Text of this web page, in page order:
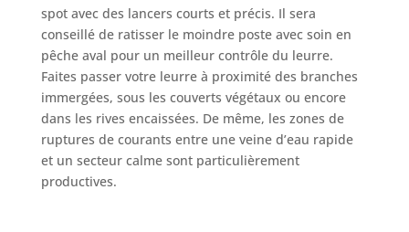
spot avec des lancers courts et précis. Il sera
conseillé de ratisser le moindre poste avec soin en
pêche aval pour un meilleur contrôle du leurre.
Faites passer votre leurre à proximité des branches
immergées, sous les couverts végétaux ou encore
dans les rives encaissées. De même, les zones de
ruptures de courants entre une veine d’eau rapide
et un secteur calme sont particulièrement
productives.